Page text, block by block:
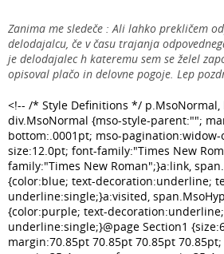
Zanima me sledeče : Ali lahko prekličem
delodajalcu, če v času trajanja
je delodajalec h kateremu sem se želel
opisoval plačo in delovne pogoje. Lep
<!-- /* Style Definitions */ p.MsoNormal,
div.MsoNormal {mso-style-parent:"";
bottom:.0001pt; mso-
size:12.0pt; font-family:"Times New
family:"Times New Roman";}a:link,
{color:blue; text-decoration:underline;
underline:single;}a:visited,
{color:purple; text-
underline:single;}@page Section1
margin:70.85pt 70.85pt 70.85pt